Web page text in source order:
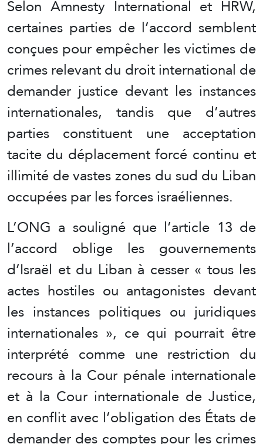
Selon Amnesty International et HRW,
certaines parties de l’accord semblent
conçues pour empêcher les victimes de
crimes relevant du droit international de
demander justice devant les instances
internationales, tandis que d’autres
parties constituent une acceptation
tacite du déplacement forcé continu et
illimité de vastes zones du sud du Liban
occupées par les forces israéliennes.
L’ONG a souligné que l’article 13 de
l’accord oblige les gouvernements
d’Israël et du Liban à cesser « tous les
actes hostiles ou antagonistes devant
les instances politiques ou juridiques
internationales », ce qui pourrait être
interprété comme une restriction du
recours à la Cour pénale internationale
et à la Cour internationale de Justice,
en conflit avec l’obligation des États de
demander des comptes pour les crimes